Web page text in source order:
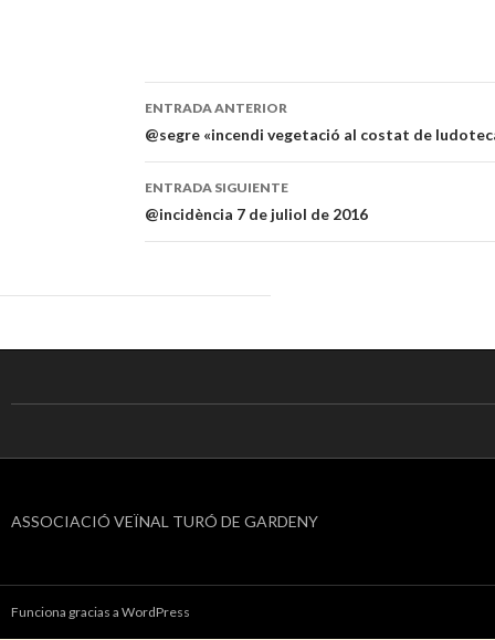
Navegación
de
entradas
ENTRADA ANTERIOR
@segre «incendi vegetació al costat de
ENTRADA SIGUIENTE
@incidència 7 de juliol de 2016
ASSOCIACIÓ VEÏNAL TURÓ DE GARDENY
Funciona gracias a WordPress